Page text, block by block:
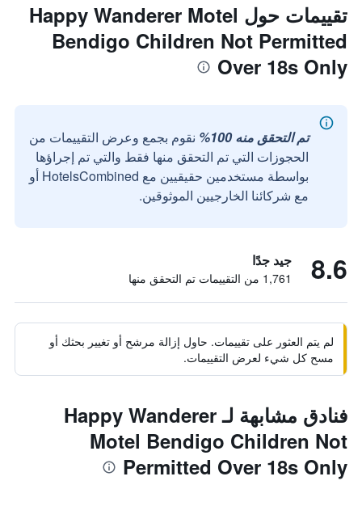
تقييمات حول Happy Wanderer Motel
Bendigo Children Not Permitted
Over 18s Only
تم التحقق منه 100%
نقوم بجمع وعرض التقييمات من
الحجوزات التي تم التحقق منها فقط والتي تم إجراؤها
بواسطة مستخدمين حقيقيين مع HotelsCombined أو
مع شركائنا الخارجيين الموثوقين.
8.6 جيد جدًا
1,761 من التقييمات تم التحقق منها
لم يتم العثور على تقييمات. حاول إزالة مرشح أو تغيير بحثك أو
مسح كل شيء لعرض التقييمات.
فنادق مشابهة لـ Happy Wanderer
Motel Bendigo Children Not
Permitted Over 18s Only